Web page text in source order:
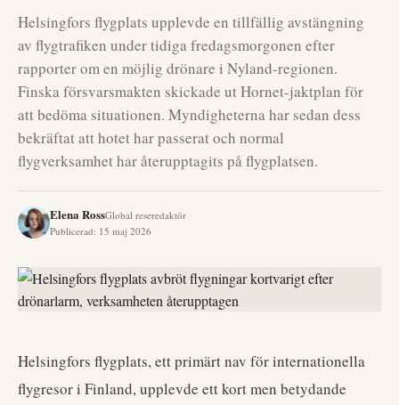
Helsingfors flygplats upplevde en tillfällig avstängning
av flygtrafiken under tidiga fredagsmorgonen efter
rapporter om en möjlig drönare i Nyland-regionen.
Finska försvarsmakten skickade ut Hornet-jaktplan för
att bedöma situationen. Myndigheterna har sedan dess
bekräftat att hotet har passerat och normal
flygverksamhet har återupptagits på flygplatsen.
Elena RossGlobal reseredaktör
Publicerad: 15 maj 2026
Helsingfors flygplats, ett primärt nav för internationella
flygresor i Finland, upplevde ett kort men betydande